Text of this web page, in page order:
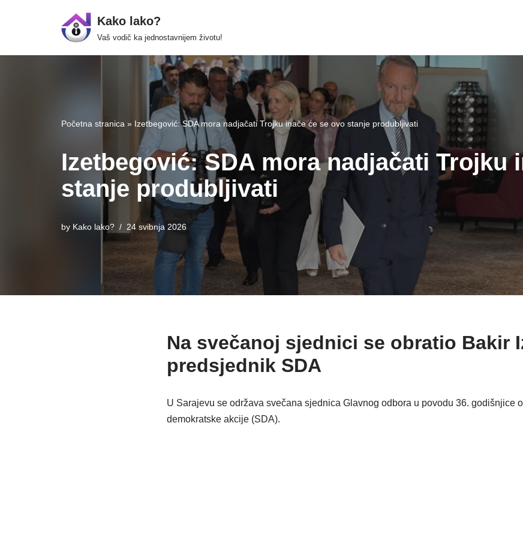
Kako lako?
Vaš vodič ka jednostavnijem životu!
Početna stranica » Izetbegović: SDA mora nadjačati Trojku inače će se ovo stanje produbljivati
Izetbegović: SDA mora nadjačati Trojku
stanje produbljivati
by Kako lako? 24 svibnja 2026
Na svečanoj sjednici se obratio Bakir
predsjednik SDA
U Sarajevu se održava svečana sjednica Glavnog odbora u povodu 36. godišnjice
demokratske akcije (SDA).